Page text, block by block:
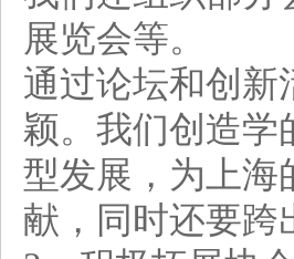
展览会等。
通过论坛和创新
颖。我们创造学
型发展，为上海
献，同时还要跨